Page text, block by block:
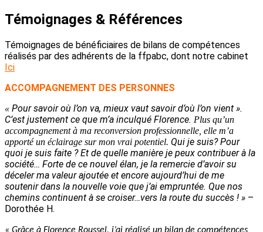
Témoignages & Références
Témoignages de bénéficiaires de bilans de compétences
réalisés par des adhérents de la ffpabc, dont notre cabinet
Ici
ACCOMPAGNEMENT DES PERSONNES
« Pour savoir où l’on va, mieux vaut savoir d’où l’on vient ».
C’est justement ce que m’a inculqué Florence. Plus qu’un
accompagnement à ma reconversion professionnelle, elle m’a
apporté un éclairage sur mon vrai potentiel. Qui je suis? Pour
quoi je suis faite ? Et de quelle manière je peux contribuer à la
société… Forte de ce nouvel élan, je la remercie d’avoir su
déceler ma valeur ajoutée et encore aujourd’hui de me
soutenir dans la nouvelle voie que j’ai empruntée. Que nos
chemins continuent à se croiser…vers la route du succès ! » –
Dorothée H.